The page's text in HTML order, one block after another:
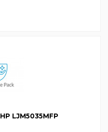
LJM5035MFP